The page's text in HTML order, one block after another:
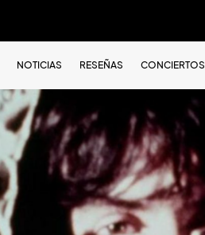
NOTICIAS RESEÑAS CONCIERTOS